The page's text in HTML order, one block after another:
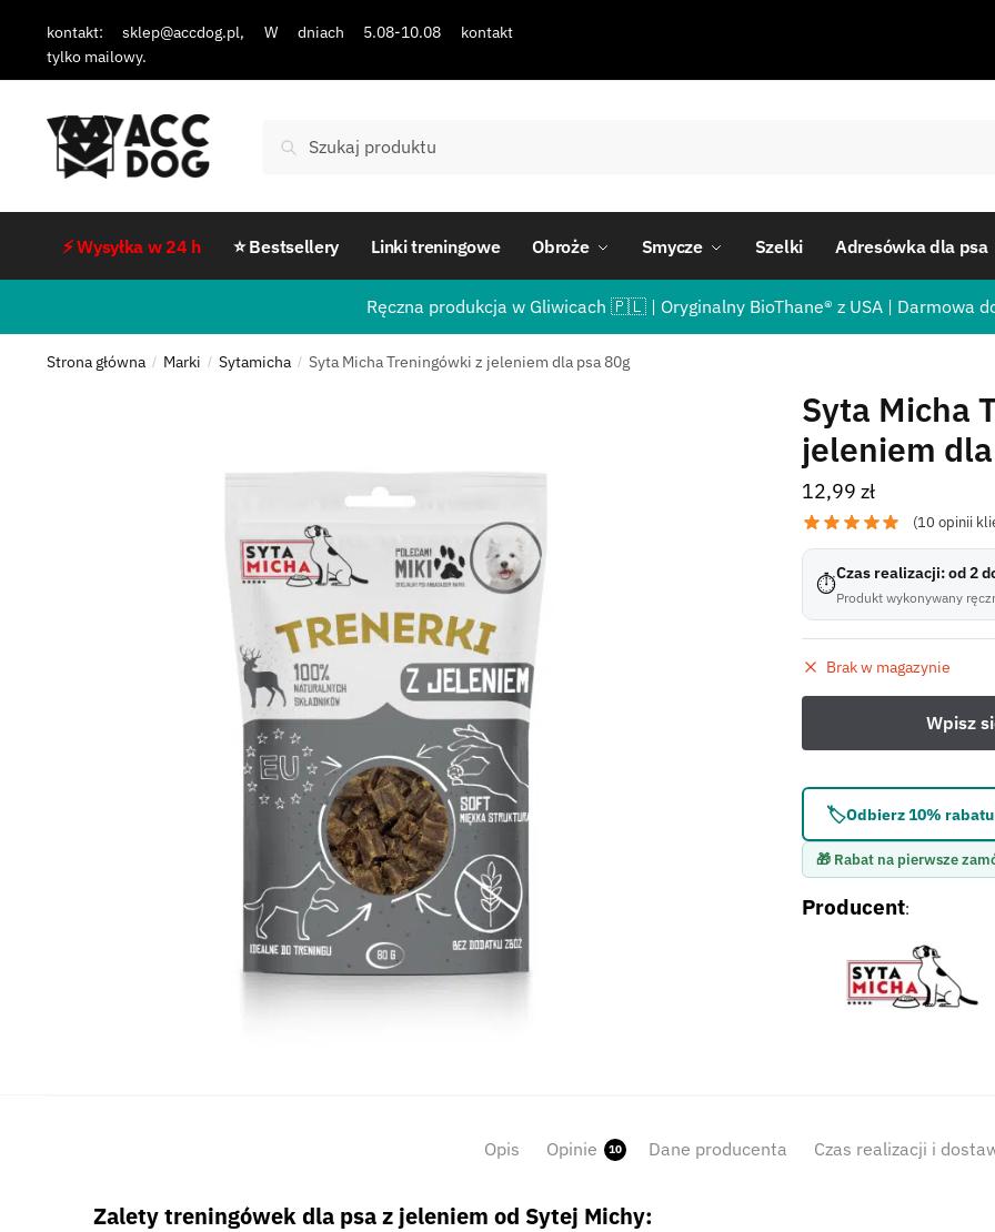
kontakt: sklep@accdog.pl, W dniach 5.08-10.08 kontakt
tylko mailowy.
Szukaj
⚡ Wysyłka w 24 h ⭐ Bestsellery Linki treningowe Obroże Smycze Szelki Adresówka dla psa
Ręczna produkcja w Gliwicach 🇵🇱 | Oryginalny BioThane® z USA | Darmowa
Strona główna / Marki / Sytamicha / Syta Micha Treningówki z jeleniem dla psa 80g
Syta Micha
jeleniem
12,99zł
(10 opinii
⏱Czas realizacji: od 2
Produkt wykonywany
Brak w magazynie
🏷️Odbierz 10%
🎁 Rabat na pierwsze
Producent:
Opis Opinie 10 Dane producenta Czas realizacji i
Zalety treningówek dla psa z jeleniem od Sytej Michy: